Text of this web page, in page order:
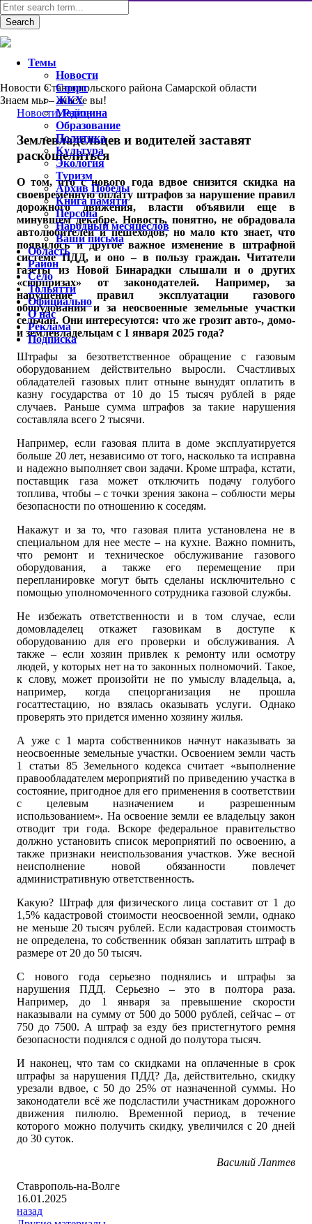
Новости Ставропольского района Самарской области
Знаем мы – знаете вы!
Новости,Район
Землевладельцев и водителей заставят
раскошелиться
О том, что с нового года вдвое снизится скидка на
своевременную оплату штрафов за нарушение правил
дорожного движения, власти объявили еще в
минувшем декабре. Новость, понятно, не обрадовала
автолюбителей и пешеходов, но мало кто знает, что
появилось и другое важное изменение в штрафной
системе ПДД, и оно – в пользу граждан. Читатели
газеты из Новой Бинарадки слышали и о других
«сюрпризах» от законодателей. Например, за
нарушение правил эксплуатации газового
оборудования и за неосвоенные земельные участки
сельчан. Они интересуются: что же грозит авто-, домо-
и землевладельцам с 1 января 2025 года?
Штрафы за безответственное обращение с газовым
оборудованием действительно выросли. Счастливых
обладателей газовых плит отныне вынудят оплатить в
казну государства от 10 до 15 тысяч рублей в ряде
случаев. Раньше сумма штрафов за такие нарушения
составляла всего 2 тысячи.
Например, если газовая плита в доме эксплуатируется
больше 20 лет, независимо от того, насколько та исправна
и надежно выполняет свои задачи. Кроме штрафа, кстати,
поставщик газа может отключить подачу голубого
топлива, чтобы – с точки зрения закона – соблюсти меры
безопасности по отношению к соседям.
Накажут и за то, что газовая плита установлена не в
специальном для нее месте – на кухне. Важно помнить,
что ремонт и техническое обслуживание газового
оборудования, а также его перемещение при
перепланировке могут быть сделаны исключительно с
помощью уполномоченного сотрудника газовой службы.
Не избежать ответственности и в том случае, если
домовладелец откажет газовикам в доступе к
оборудованию для его проверки и обслуживания. А
также – если хозяин привлек к ремонту или осмотру
людей, у которых нет на то законных полномочий. Такое,
к слову, может произойти не по умыслу владельца, а,
например, когда спецорганизация не прошла
госаттестацию, но взялась оказывать услуги. Однако
проверять это придется именно хозяину жилья.
А уже с 1 марта собственников начнут наказывать за
неосвоенные земельные участки. Освоением земли часть
1 статьи 85 Земельного кодекса считает «выполнение
правообладателем мероприятий по приведению участка в
состояние, пригодное для его применения в соответствии
с целевым назначением и разрешенным
использованием». На освоение земли ее владельцу закон
отводит три года. Вскоре федеральное правительство
должно установить список мероприятий по освоению, а
также признаки неиспользования участков. Уже весной
неисполнение новой обязанности повлечет
административную ответственность.
Какую? Штраф для физического лица составит от 1 до
1,5% кадастровой стоимости неосвоенной земли, однако
не меньше 20 тысяч рублей. Если кадастровая стоимость
не определена, то собственник обязан заплатить штраф в
размере от 20 до 50 тысяч.
С нового года серьезно поднялись и штрафы за
нарушения ПДД. Серьезно – это в полтора раза.
Например, до 1 января за превышение скорости
наказывали на сумму от 500 до 5000 рублей, сейчас – от
750 до 7500. А штраф за езду без пристегнутого ремня
безопасности поднялся с одной до полутора тысяч.
И наконец, что там со скидками на оплаченные в срок
штрафы за нарушения ПДД? Да, действительно, скидку
урезали вдвое, с 50 до 25% от назначенной суммы. Но
законодатели всё же подсластили участникам дорожного
движения пилюлю. Временной период, в течение
которого можно получить скидку, увеличился с 20 дней
до 30 суток.
Василий Лаптев
Ставрополь-на-Волге
16.01.2025
назад
Темы
Новости
Спорт
ЖКХ
Медицина
Образование
Политика
Культура
Экология
Туризм
Архив Победы
Книга памяти
Персона
Народный месяцеслов
Ваши письма
Область
Район
Село
Тольятти
Официально
О нас
Реклама
Подписка